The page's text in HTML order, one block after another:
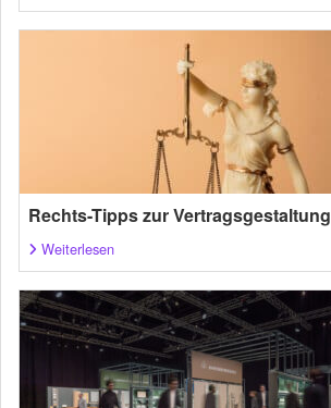
Rechts-Tipps zur Vertragsgestaltung
Weiterlesen